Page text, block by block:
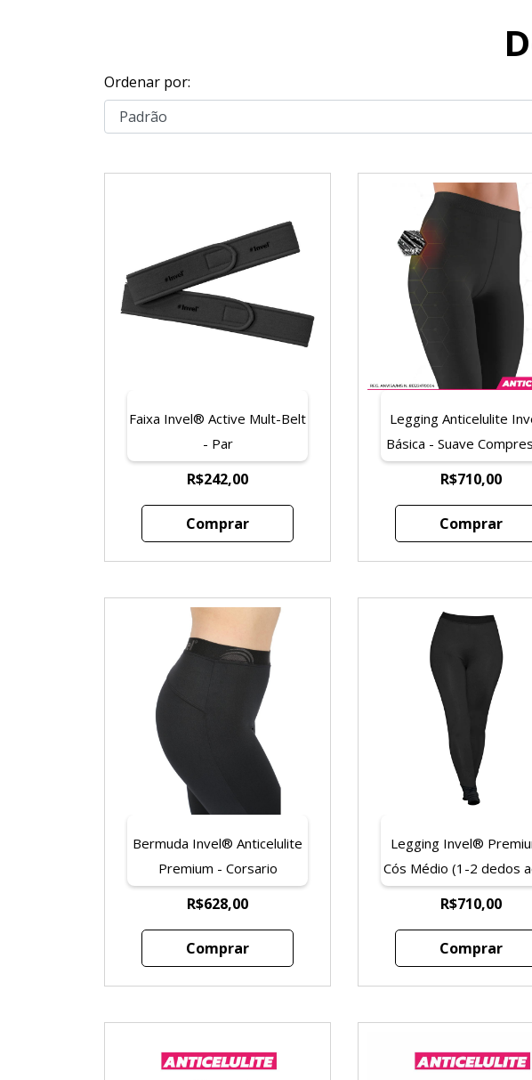
Ordenar por:
Faixa Invel® Active Mult-Belt
- Par
R$242,00
Comprar
Legging Anticelulite
Básica - Suave
(1-2 dedos acima da
R$710,00
Comprar
Bermuda Invel® Anticelulite
Premium - Corsario
R$628,00
Comprar
Legging Invel®
Cós Médio (1-2 dedos
da região do
R$710,00
Comprar